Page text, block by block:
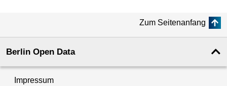
Zum Seitenanfang
Berlin Open Data
Impressum